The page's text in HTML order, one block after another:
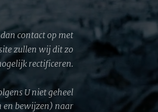
contact op met
zullen wij dit zo
rectificeren.
U niet geheel
en bewijzen) naar